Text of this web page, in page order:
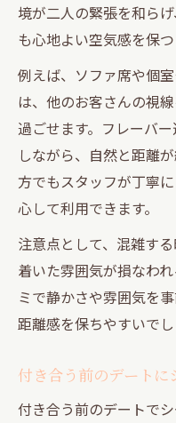
境が二人の緊張を和ら
も心地よい空気感を保つ
例えば、ソファ席や個
は、他のお客さんの視
過ごせます。フレーバ
しながら、自然と距離
方でもスタッフが丁寧
心して利用できます。
注意点として、混雑す
着いた雰囲気が損なわ
ミで静かさや雰囲気を
距離感を保ちやすいでし
付き合う前のデートに
付き合う前のデートで